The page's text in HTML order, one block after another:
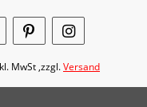
MwSt ,zzgl.Versand